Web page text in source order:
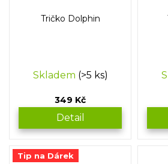
Tričko Dolphin
Skladem (>5 ks)
349 Kč
Detail
Tip na Dárek